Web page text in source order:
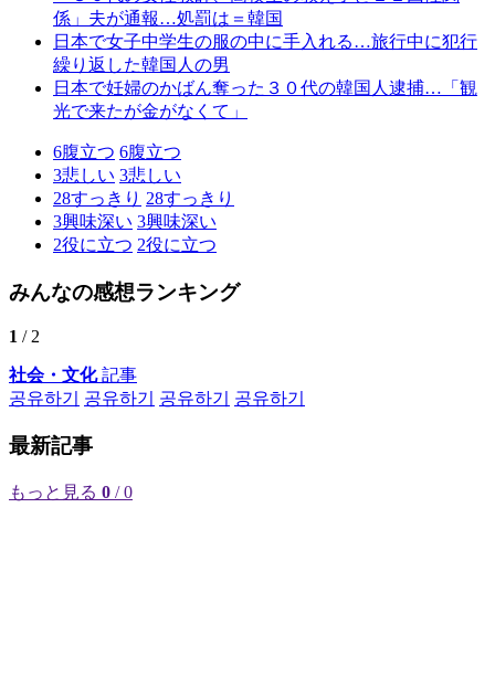
係」夫が通報…処罰は＝韓国
日本で女子中学生の服の中に手入れる…旅行中に犯行
繰り返した韓国人の男
日本で妊婦のかばん奪った３０代の韓国人逮捕…「観
光で来たが金がなくて」
6腹立つ 6腹立つ
3悲しい 3悲しい
28すっきり 28すっきり
3興味深い 3興味深い
2役に立つ 2役に立つ
みんなの感想ランキング
1 / 2
社会・文化記事
공유하기
공유하기 공유하기 공유하기
最新記事
もっと見る 0 / 0